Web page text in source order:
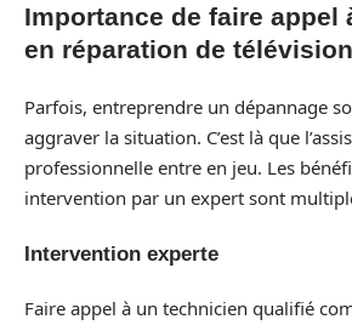
Importance de faire appel
en réparation de télévision
Parfois, entreprendre un dépannage
aggraver la situation. C’est là que
professionnelle entre en jeu. Les
intervention par un expert sont
Intervention experte
Faire appel à un technicien qualifié